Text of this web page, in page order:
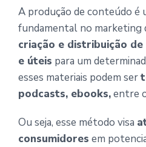
A produção de conteúdo é
fundamental no marketing
criação e distribuição
e úteis para um
esses materiais podem ser
podcasts, ebooks,entre
Ou seja, esse método visa
consumidores em